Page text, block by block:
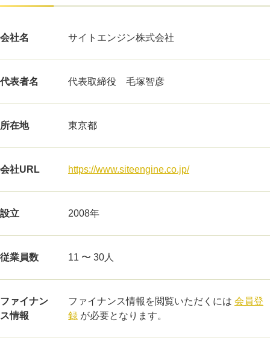
会社名 サイトエンジン株式会社
代表者名 代表取締役 毛塚智彦
所在地 東京都
会社URL https://www.siteengine.co.jp/
設立 2008年
従業員数 11 〜 30人
ファイナン
ス情報
ファイナンス情報を閲覧いただくには 会員登
録 が必要となります。